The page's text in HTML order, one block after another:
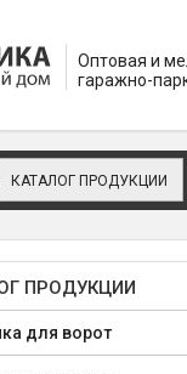
Оптовая и
гаражно-
КАТАЛОГ ПРОДУКЦИИ
ПРОДУКЦИИ
для ворот